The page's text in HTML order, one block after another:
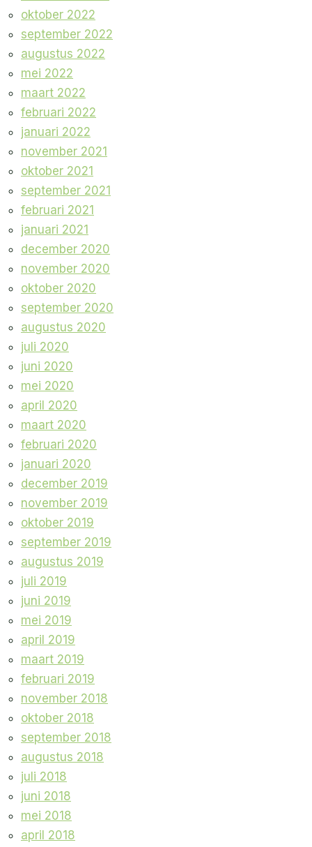
oktober 2022
september 2022
augustus 2022
mei 2022
maart 2022
februari 2022
januari 2022
november 2021
oktober 2021
september 2021
februari 2021
januari 2021
december 2020
november 2020
oktober 2020
september 2020
augustus 2020
juli 2020
juni 2020
mei 2020
april 2020
maart 2020
februari 2020
januari 2020
december 2019
november 2019
oktober 2019
september 2019
augustus 2019
juli 2019
juni 2019
mei 2019
april 2019
maart 2019
februari 2019
november 2018
oktober 2018
september 2018
augustus 2018
juli 2018
juni 2018
mei 2018
april 2018